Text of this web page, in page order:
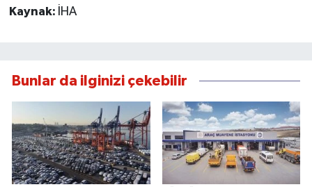
Kaynak: İHA
Bunlar da ilginizi çekebilir